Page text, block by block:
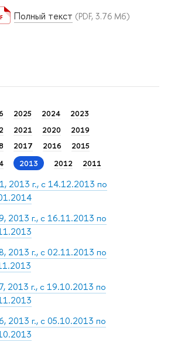
Полный текст (PDF, 3.76 Мб)
2025 2024
2023
2021 2020
2019
2017 2016
2015
2013 2012 2011
2013 г., с 14.12.2013 по
2013 г., с 16.11.2013 по
2013 г., с 02.11.2013 по
2013 г., с 19.10.2013 по
2013 г., с 05.10.2013 по